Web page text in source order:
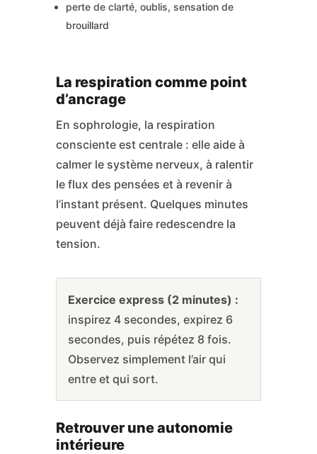
perte de clarté, oublis, sensation de
brouillard
La respiration comme point
d’ancrage
En sophrologie, la respiration
consciente est centrale : elle aide à
calmer le système nerveux, à ralentir
le flux des pensées et à revenir à
l’instant présent. Quelques minutes
peuvent déjà faire redescendre la
tension.
Exercice express (2 minutes) :
inspirez 4 secondes, expirez 6
secondes, puis répétez 8 fois.
Observez simplement l’air qui
entre et qui sort.
Retrouver une autonomie
intérieure